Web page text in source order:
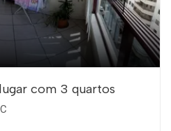
com 3 quartos